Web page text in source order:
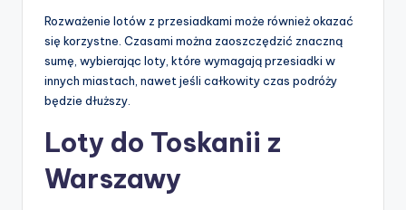
Rozważenie lotów z przesiadkami może również okazać
się korzystne. Czasami można zaoszczędzić znaczną
sumę, wybierając loty, które wymagają przesiadki w
innych miastach, nawet jeśli całkowity czas podróży
będzie dłuższy.
Loty do Toskanii z
Warszawy